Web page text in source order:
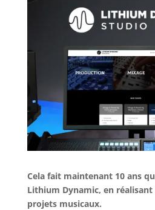
Cela fait maintenant 10 ans
Lithium Dynamic, en réalisant
projets musicaux.